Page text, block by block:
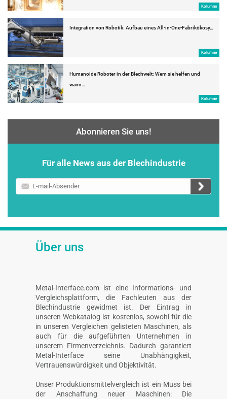
Kolumne
Integration von Robotik: Aufbau eines All-in-One-Fabrikökosy…
Kolumne
Humanoide Roboter in der Blechwelt: Wem sie helfen und
wann…
Kolumne
Abonnieren Sie uns!
Für alle News aus der Blechindustrie
E-
mail-
Über uns
Metal-Interface.com ist eine Informations- und
Vergleichsplattform, die Fachleuten aus der
Blechindustrie gewidmet ist. Der Eintrag in
unseren Webkatalog ist kostenlos, sowohl für die
in unseren Vergleichen gelisteten Maschinen, als
auch für die aufgeführten Unternehmen in
unserem Firmenverzeichnis. Dadurch garantiert
Metal-Interface seine Unabhängigkeit,
Vertrauenswürdigkeit und Objektivität.
Unser Produktionsmittelvergleich ist ein Muss bei
der Anschaffung neuer Maschinen: Die